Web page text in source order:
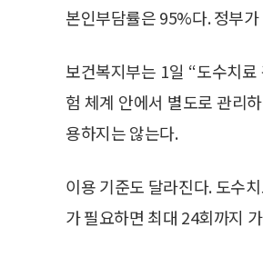
본인부담률은 95%다. 정부
보건복지부는 1일 “도수치
험 체계 안에서 별도로 관리
용하지는 않는다.
이용 기준도 달라진다. 도수
가 필요하면 최대 24회까지